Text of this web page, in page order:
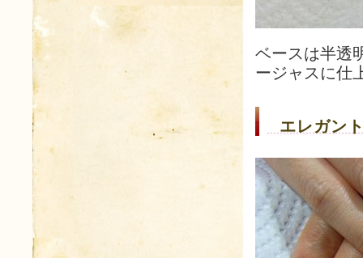
ベースは半透
ージャスに仕
エレガン